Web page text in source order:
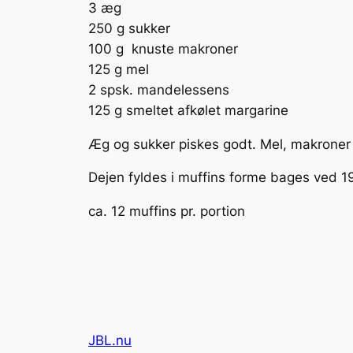
3 æg
250 g sukker
100 g knuste makroner
125 g mel
2 spsk. mandelessens
125 g smeltet afkølet margarine
Æg og sukker piskes godt. Mel,
Dejen fyldes i muffins forme bages ved
ca. 12 muffins pr. portion
JBL.nu